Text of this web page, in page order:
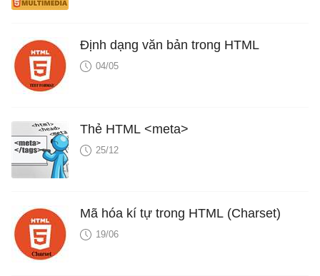
Định dạng văn bản trong HTML
04/05
Thẻ HTML <meta>
25/12
Mã hóa kí tự trong HTML (Charset)
19/06